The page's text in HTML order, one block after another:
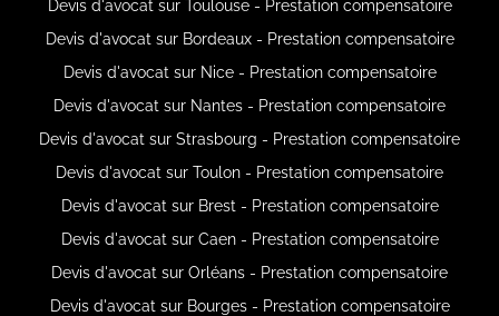
Devis d'avocat sur Toulouse - Prestation compensatoire
Devis d'avocat sur Bordeaux - Prestation compensatoire
Devis d'avocat sur Nice - Prestation compensatoire
Devis d'avocat sur Nantes - Prestation compensatoire
Devis d'avocat sur Strasbourg - Prestation compensatoire
Devis d'avocat sur Toulon - Prestation compensatoire
Devis d'avocat sur Brest - Prestation compensatoire
Devis d'avocat sur Caen - Prestation compensatoire
Devis d'avocat sur Orléans - Prestation compensatoire
Devis d'avocat sur Bourges - Prestation compensatoire